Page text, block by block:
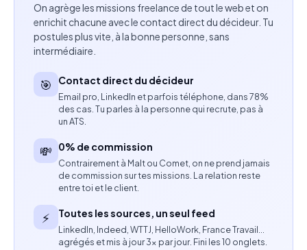
Intervenir sur les problématiques de double
autorisation, d'authentification, de fraude et
Contribuer à la mise en place de solutions de
paiement robustes et évolutives.
Collaborer avec les équipes techniques
internationales.
Rédiger les spécifications fonctionnelles et piloter
le delivery produit.
Suivre les indicateurs de performance et proposer
On agrège les missions freelance de tout le web et on
enrichit chacune avec le contact direct du décideur. Tu
postules plus vite, à la bonne personne, sans
intermédiaire.
🎯 Contact direct du décideur
Email pro, LinkedIn et parfois téléphone, dans 78%
des cas. Tu parles à la personne qui recrute, pas à
un ATS.
💸 0% de commission
Contrairement à Malt ou Comet, on ne prend jamais
de commission sur tes missions. La relation reste
entre toi et le client.
⚡ Toutes les sources, un seul feed
LinkedIn, Indeed, WTTJ, HelloWork, France Travail…
agrégés et mis à jour 3× par jour. Fini les 10 onglets.